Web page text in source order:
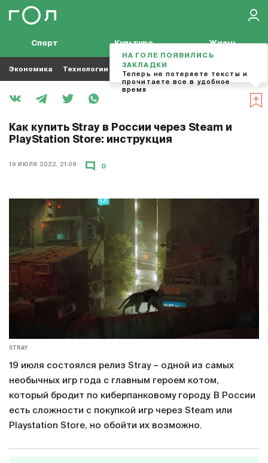
Спорт Культура Жизнь
Экономика Технологии Кино Футбол
Как купить Stray в России через Steam и
PlayStation Store: инструкция
19 ИЮЛЯ 2022, 21:09 0
STRAY
19 июля состоялся релиз Stray – одной из самых
необычных игр года с главным героем котом,
который бродит по киберпанковому городу. В России
есть сложности с покупкой игр через Steam или
Playstation Store, но обойти их возможно.
НА ГОЛЕ ПОЯВИЛИСЬ
ЗАКЛАДКИ
Теперь не потеряете тексты и
прочитаете все в удобное
время